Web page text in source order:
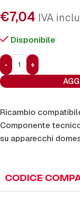
€7,04 IVA
Disponibile
Ricambio
Componente
su apparecchi
CODICE